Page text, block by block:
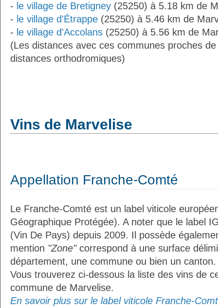
- le village de Bretigney (25250) à 5.18 km de
- le village d'Étrappe (25250) à 5.46 km de
- le village d'Accolans (25250) à 5.56 km de
(Les distances avec ces communes proches
distances orthodromiques)
Vins de Marvelise
Appellation Franche-Comté
Le Franche-Comté est un label viticole
Géographique Protégée). A noter que le label
(Vin De Pays) depuis 2009. Il possède
mention "Zone"correspond à une surface
département, une commune ou bien un canton.
Vous trouverez ci-dessous la liste des vins de
commune de Marvelise.
En savoir plus sur le label viticole Franche-